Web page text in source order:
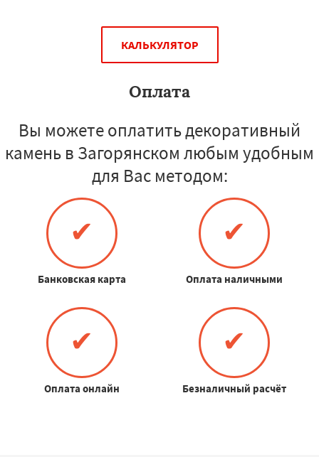
КАЛЬКУЛЯТОР
Оплата
Вы можете оплатить декоративный
камень в Загорянском любым удобным
для Вас методом:
✔
Банковская карта
✔
Оплата наличными
✔
Оплата онлайн
✔
Безналичный расчёт